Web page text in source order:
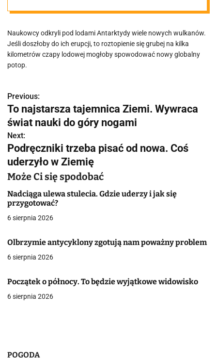
kiedykolwiek
Naukowcy odkryli pod lodami Antarktydy wiele nowych wulkanów.
Jeśli doszłoby do ich erupcji, to roztopienie się grubej na kilka
kilometrów czapy lodowej mogłoby spowodować nowy globalny
potop.
N
a
w
i
g
a
c
a
p
i
Previous:
To najstarsza tajemnica Ziemi. Wywraca
świat nauki do góry nogami
Next:
Podręczniki trzeba pisać od nowa. Coś
uderzyło w Ziemię
Może Ci się spodobać
Nadciąga ulewa stulecia. Gdzie uderzy i jak się
przygotować?
6 sierpnia 2026
Olbrzymie antycyklony zgotują nam poważny problem
6 sierpnia 2026
Początek o północy. To będzie wyjątkowe widowisko
6 sierpnia 2026
POGODA